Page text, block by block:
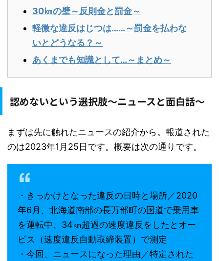
30㎞の壁～反則金と罰金～
軽微な違反はじつは……～罰金を払わな
いとどうなる？～
あくまでも知識として…～まとめ～
認めないという選択肢～ニュースと面白話～
まずは先に触れたニュースの紹介から。報道された
のは2023年1月25日です。概要は次の通りです。
・きっかけとなった違反の日時と場所／2020
年6月、北海道南部の長万部町の国道で乗用車
を運転中、34㎞超過の速度違反をしたとオー
ビス（速度違反自動取締装置）で測定
・今回、ニュースになった理由／特定された